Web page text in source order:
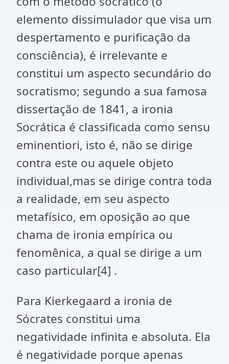
elemento dissimulador que visa um
despertamento e purificação da
consciência), é irrelevante e
constitui um aspecto secundário do
socratismo; segundo a sua famosa
dissertação de 1841, a ironia
Socrática é classificada como sensu
eminentiori, isto é, não se dirige
contra este ou aquele objeto
individual,mas se dirige contra toda
a realidade, em seu aspecto
metafísico, em oposição ao que
chama de ironia empírica ou
fenomênica, a qual se dirige a um
caso particular[4] .
Para Kierkegaard a ironia de
Sócrates constitui uma
negatividade infinita e absoluta. Ela
é negatividade porque apenas